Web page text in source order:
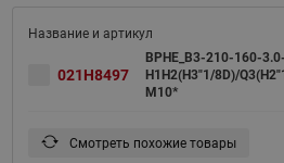
021H8497
BPHE_B3-210-160-
H1H2(H3"1/8D)/
M10*
Смотреть похожие товары